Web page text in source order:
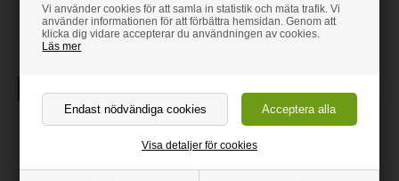
Vi använder cookies för att samla in statistik och mäta trafik. Vi
använder informationen för att förbättra hemsidan. Genom att
klicka dig vidare accepterar du användningen av cookies.
Läs mer
Visa detaljer för cookies
Blå Valchromat MDF